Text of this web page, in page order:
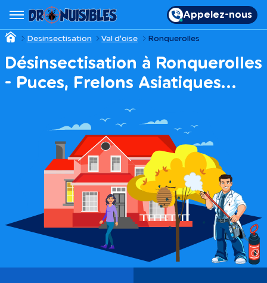
Appelez-nous
Desinsectisation Val d'oise Ronquerolles
Désinsectisation à Ronquerolles
- Puces, Frelons Asiatiques…